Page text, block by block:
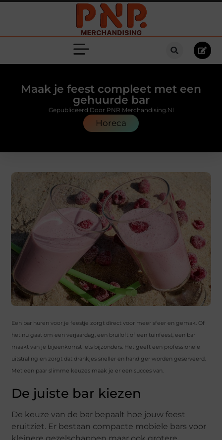
Maak je feest compleet met een
gehuurde bar
Horeca
Gepubliceerd Door PNR Merchandising.nl
Een bar huren voor je feestje zorgt direct voor meer sfeer en gemak. Of
het nu gaat om een verjaardag, een bruiloft of een tuinfeest, een bar
maakt van je bijeenkomst iets bijzonders. Het geeft een professionele
uitstraling en zorgt dat drankjes sneller en handiger worden geserveerd.
Met een paar slimme keuzes maak je er een succes van.
De juiste bar kiezen
De keuze van de bar bepaalt hoe jouw feest
eruitziet. Er bestaan compacte mobiele bars voor